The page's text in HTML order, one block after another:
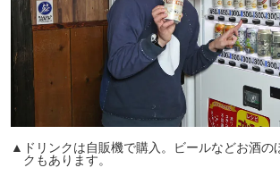
▲ドリンクは自販機で購入。ビールなどお酒の
クもあります。